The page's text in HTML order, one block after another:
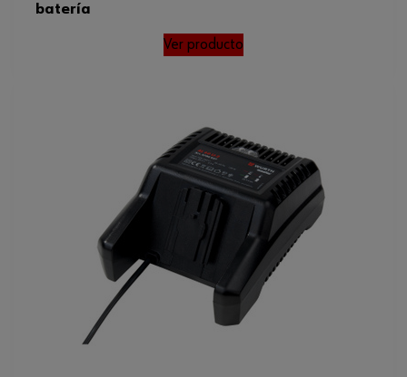
batería
Ver producto